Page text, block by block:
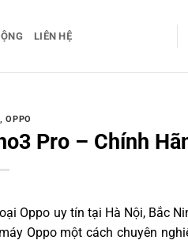
LIÊN HỆ
,OPPO
Pro – Chính
Oppo uy tín tại Hà Nội, Bắc
Oppo một cách chuyên